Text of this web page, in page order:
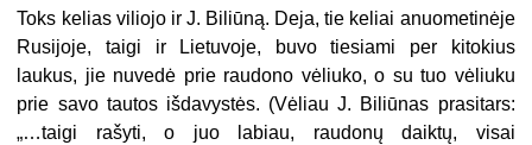
Toks kelias viliojo ir J. Biliūną. Deja, tie keliai anuometinėje
Ru­sijoje, taigi ir Lietuvoje, buvo tiesiami per kitokius
laukus, jie nuvedė prie raudono vėliuko, o su tuo vėliuku
prie savo tautos išdavystės. (Vėliau J. Biliūnas prasitars:
„…taigi rašyti, o juo labiau, raudonų daiktų, visai